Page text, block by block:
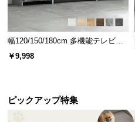
幅120/150/180cm 多機能テレビボ
ード 木目/石目調 オープン収納・
￥9,998
ピックアップ特集